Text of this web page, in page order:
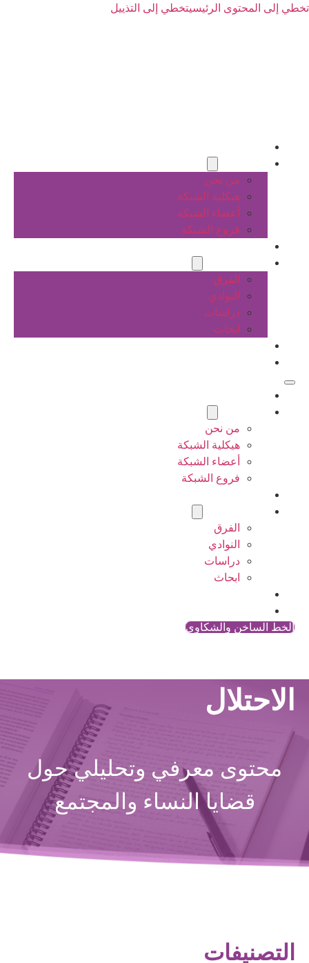
تخطي إلى المحتوى الرئيسيتخطي إلى التذييل
من نحن
هيكلية الشبكة
أعضاء الشبكة
فروع الشبكة
الفرق
النوادي
دراسات
ابحاث
من نحن
هيكلية الشبكة
أعضاء الشبكة
فروع الشبكة
الفرق
النوادي
دراسات
ابحاث
الخط الساخن والشكاوي
الاحتلال
محتوى معرفي وتحليلي حول
قضايا النساء والمجتمع
التصنيفات